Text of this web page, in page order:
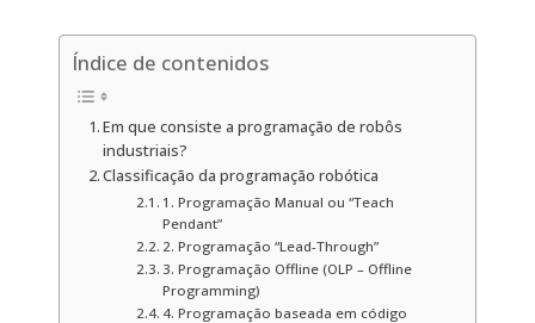
Índice de contenidos
Em que consiste a programação de robôs
industriais?
Classificação da programação robótica
1. Programação Manual ou “Teach
Pendant”
2. Programação “Lead-Through”
3. Programação Offline (OLP – Offline
Programming)
4. Programação baseada em código